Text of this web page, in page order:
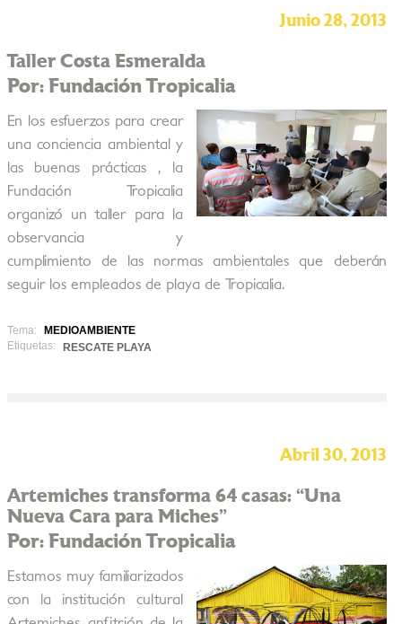
Junio 28, 2013
Taller Costa Esmeralda
Por: Fundación Tropicalia
En los esfuerzos para crear
una conciencia ambiental y
las buenas prácticas , la
Fundación Tropicalia
organizó un taller para la
observancia y
cumplimiento de las normas ambientales que deberán
seguir los empleados de playa de Tropicalia.
Tema:
MEDIOAMBIENTE
Etiquetas:
RESCATE PLAYA
Abril 30, 2013
Artemiches transforma 64 casas: “Una
Nueva Cara para Miches”
Por: Fundación Tropicalia
Estamos muy familiarizados
con la institución cultural